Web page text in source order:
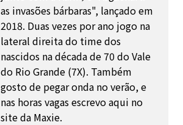
as invasões bárbaras", lançado em
2018. Duas vezes por ano jogo na
lateral direita do time dos
nascidos na década de 70 do Vale
do Rio Grande (7X). Também
gosto de pegar onda no verão, e
nas horas vagas escrevo aqui no
site da Maxie.